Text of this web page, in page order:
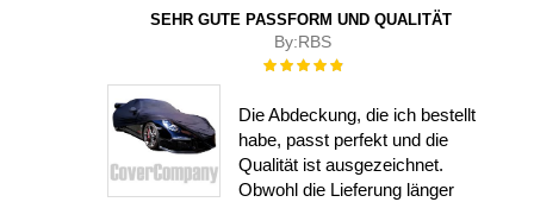
SEHR GUTE PASSFORM UND QUALITÄT
By:RBS
Rating:
Die Abdeckung, die ich bestellt
habe, passt perfekt und die
Qualität ist ausgezeichnet.
Obwohl die Lieferung länger